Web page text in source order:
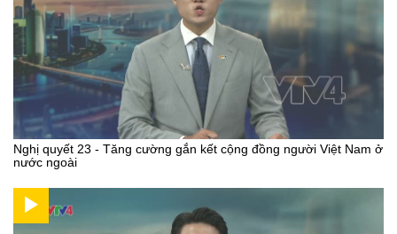
Nghị quyết 23 - Tăng cường gắn kết cộng đồng người Việt Nam ở
nước ngoài